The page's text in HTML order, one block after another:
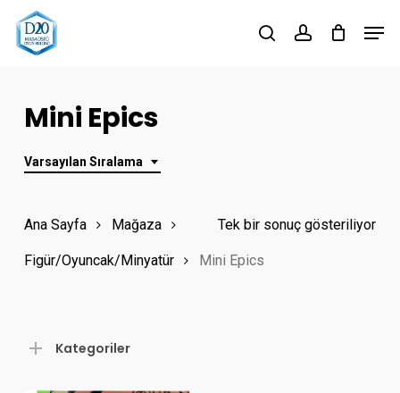
Skip
searchaccount
Mini Epics
Varsayılan Sıralama
Tek bir sonuç gösteriliyor
Ana Sayfa Mağaza
Figür/Oyuncak/Minyatür Mini Epics
Kategoriler